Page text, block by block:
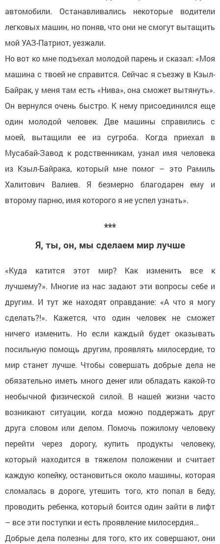
автомобили. Останавливались некоторые водители
легковых машин, но поняв, что они не смогут вытащить
мой УАЗ-Патриот, уезжали.
Но вот ко мне подъехал молодой парень и сказал: «Моя
машина с твоей не справится. Сейчас я съезжу в Кзыл-
Байрак, у меня там есть «Нива», она сможет вытянуть».
Он вернулся очень быстро. К нему присоединился еще
один молодой человек. Две машины справились с
моей, вытащили ее из сугроба. Когда приехал в
Мусабай-Завод к родственникам, узнал имя человека
из Кзыл-Байрака, который мне помог – это Рамиль
Халитович Валиев. Я безмерно благодарен ему и
второму парню, имя которого я не успел узнать».
***
Я, ты, он, мы сделаем мир лучше
«Куда катится этот мир? Как изменить все к
лучшему?». Многие из нас задают эти вопросы себе и
другим. И тут же находят оправдание: «А что я могу
сделать?!». Кажется, что один человек не сможет
ничего изменить. Но если каждый будет оказывать
посильную помощь другим, проявлять милосердие, то
мир станет лучше. Чтобы совершать добрые дела не
обязательно иметь много денег или обладать какой-то
необычной физической силой. В нашей жизни часто
возникают ситуации, когда можно поддержать друг
друга словом или делом. Помочь пожилому человеку
перейти через дорогу, купить продукты человеку,
который находится в тяжелом положении и считает
каждую копейку, остановиться около машины, которая
сломалась в дороге, утешить того, кто попал в беду,
проводить ребенка, который боится один зайти в лифт
– все эти поступки и есть проявление милосердия…
Добрые дела полезны для того, кто их совершают, они